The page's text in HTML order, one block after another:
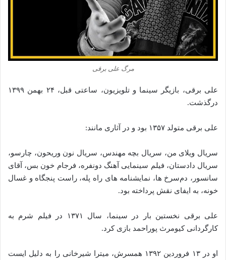
مرگ علی برقی
علی برقی، بازیگر سینما و تلویزیون، ساعتی قبل، ۲۴ بهمن ۱۳۹۹
درگذشت.
علی برقی متولد ۱۳۵۷ بود و در آثاری مانند:
سریال ویلای من، سریال بچه مهندس، سریال نون وریحون، چارسو،
سریال دادستان، فیلم سینمایی آهنگ دونفره، فرجام خون ‌بس، آقای
سانسور، دم‌سرخ‌ ها، نمایشنامه ‌های راه ‌پله، راست‌ پنجگاه و غسال
‌خونه، به ایفای نقش پرداخته بود.
علی برقی نخستین بار در سینما، سال ۱۳۷۱ در فیلم شرم به
کارگردانی کیومرث پوراحمد بازی کرد.
او در ۱۳ فروردین ۱۳۹۲ همسرش، میترا شیرخانی را به دلیل ایست